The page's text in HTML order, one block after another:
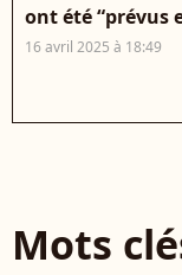
ont été “prévus
16 avril 2025 à 18:49
Mots